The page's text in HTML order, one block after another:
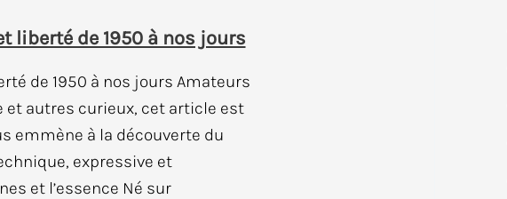
liberté de 1950 à nos jours
de 1950 à nos jours Amateurs
et autres curieux, cet article est
emmène à la découverte du
expressive et
et l’essence Né sur